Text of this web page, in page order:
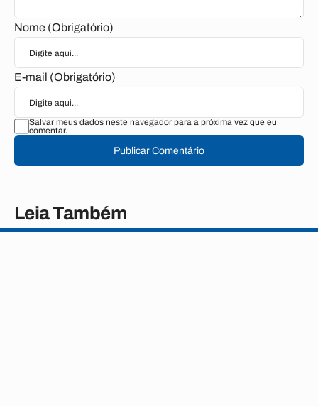
Nome (Obrigatório)
E-mail (Obrigatório)
Salvar meus dados neste navegador para a próxima vez que eu
comentar.
Publicar Comentário
Leia Também